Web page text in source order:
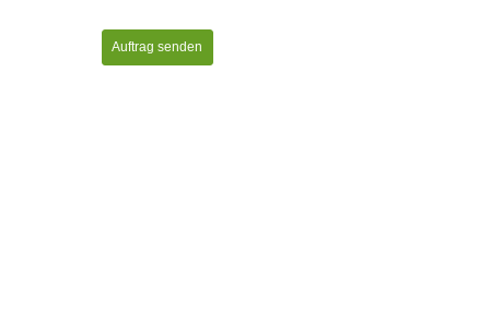
Auftrag senden